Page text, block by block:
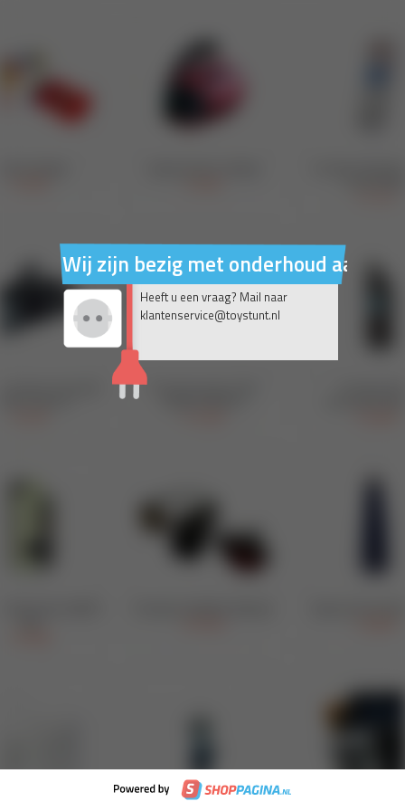
Wij zijn bezig met onderhoud aan
Heeft u een vraag? Mail naar
klantenservice@toystunt.nl